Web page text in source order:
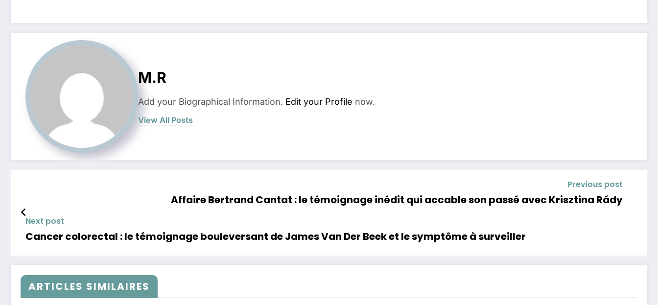
M.R
Add your Biographical Information. Edit your Profile now.
View All Posts
Previous post
Affaire Bertrand Cantat : le témoignage inédit qui accable son passé avec Krisztina Rády
Next post
Cancer colorectal : le témoignage bouleversant de James Van Der Beek et le symptôme à surveiller
ARTICLES SIMILAIRES